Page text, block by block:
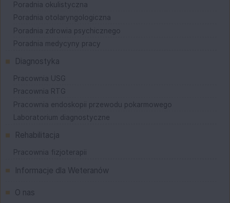
Poradnia okulistyczna
Poradnia otolaryngologiczna
Poradnia zdrowia psychicznego
Poradnia medycyny pracy
Diagnostyka
Pracownia USG
Pracownia RTG
Pracownia endoskopii przewodu pokarmowego
Laboratorium diagnostyczne
Rehabilitacja
Pracownia fizjoterapii
Informacje dla Weteranów
O nas